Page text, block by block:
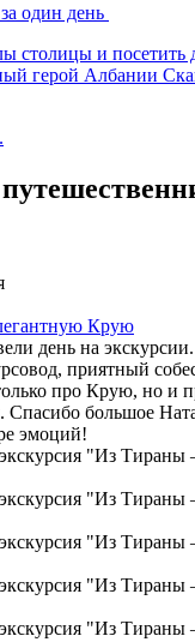
один день
столицы и посетить
герой Албании
Крую
день на
приятный
про Крую, но и
большое
эмоций!